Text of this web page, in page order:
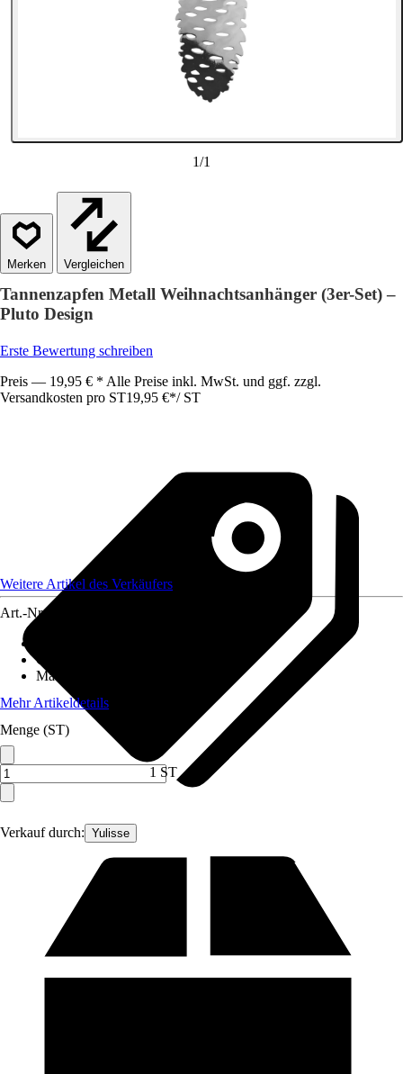
1/1
Vergleichen
Tannenzapfen Metall Weihnachtsanhänger (3er-Set) –
Pluto Design
Erste Bewertung schreiben
Preis — 19,95 € * Alle Preise inkl. MwSt. und ggf. zzgl.
Versandkosten pro ST19,95 €*/ ST
Verkauf durch: Yulisse
Weitere Artikel des Verkäufers
Art.-Nr.
Grundfarbe
Material
Mehr Artikeldetails
Menge (ST)
1 ST